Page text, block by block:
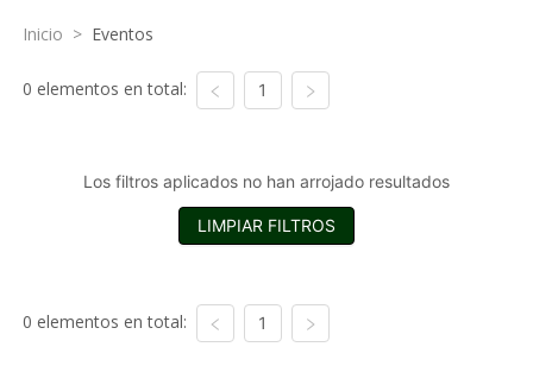
Inicio > Eventos
0 elementos en total: 1
Los filtros aplicados no han arrojado resultados
LIMPIAR FILTROS
0 elementos en total: 1